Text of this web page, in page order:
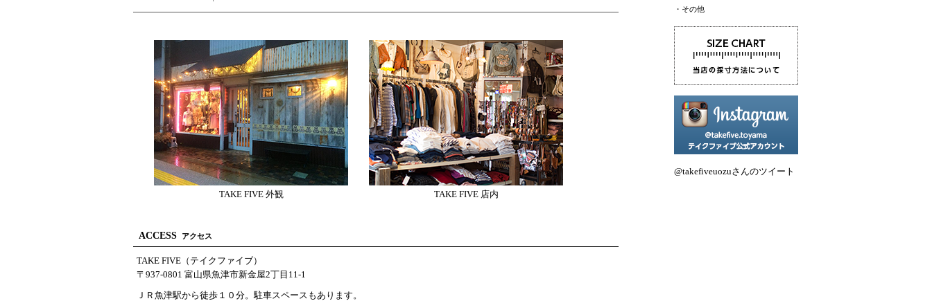
TAKE FIVE 外観 TAKE FIVE 店内
ACCESS アクセス
TAKE FIVE（テイクファイブ）
〒937-0801 富山県魚津市新金屋2丁目11-1
ＪＲ魚津駅から徒歩１０分。駐車スペースもあります。
・その他
@takefiveuozuさんのツイート